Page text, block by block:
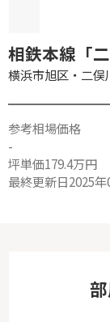
相鉄本線「
横浜市旭区・二俣
参考相場価格
-
坪単価179.4万円
最終更新日2025年